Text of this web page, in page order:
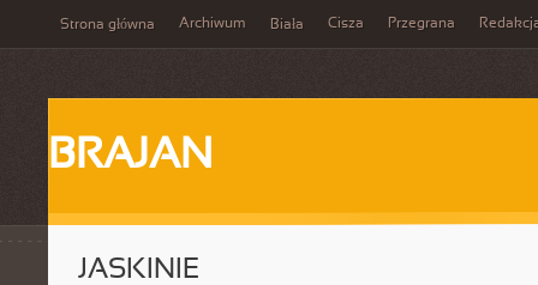
Strona główna Archiwum Biała Cisza Przegrana
BRAJAN
JASKINIE